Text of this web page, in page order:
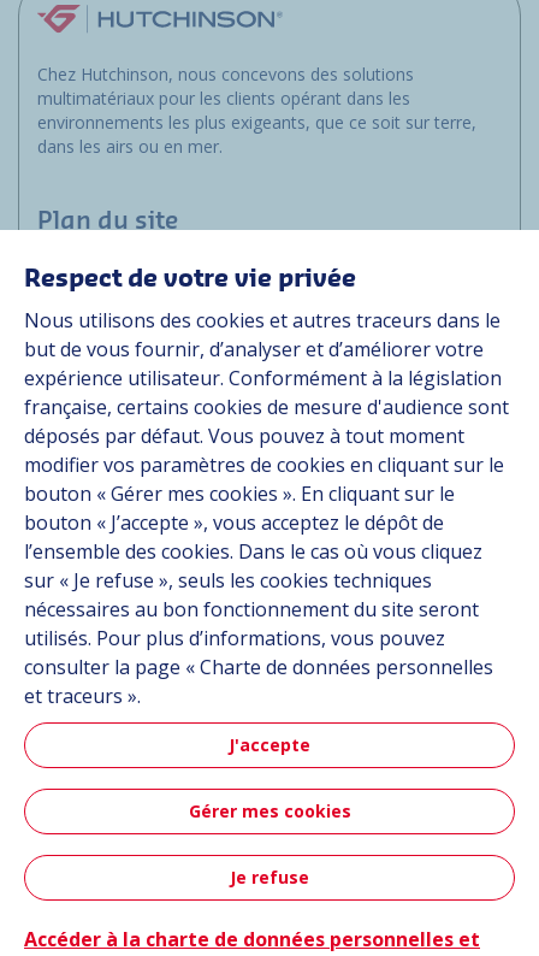
Chez Hutchinson, nous concevons des solutions
multimatériaux pour les clients opérant dans les
environnements les plus exigeants, que ce soit sur terre,
dans les airs ou en mer.
Plan du site
Applications
Solutions
Ressources
À propos
Carrière
Contact
Suivez-nous
Linkedin
Instagram
Hutchinson Aéronautique & Défense
Plan du site CGU Données personnelles
Crédits
Respect de votre vie privée
Nous utilisons des cookies et autres traceurs dans le
but de vous fournir, d’analyser et d’améliorer votre
expérience utilisateur. Conformément à la législation
française, certains cookies de mesure d'audience sont
déposés par défaut. Vous pouvez à tout moment
modifier vos paramètres de cookies en cliquant sur le
bouton « Gérer mes cookies ». En cliquant sur le
bouton « J’accepte », vous acceptez le dépôt de
l’ensemble des cookies. Dans le cas où vous cliquez
sur « Je refuse », seuls les cookies techniques
nécessaires au bon fonctionnement du site seront
utilisés. Pour plus d’informations, vous pouvez
consulter la page « Charte de données personnelles
et traceurs ».
J'accepte
Gérer mes cookies
Je refuse
Accéder à la charte de données personnelles et